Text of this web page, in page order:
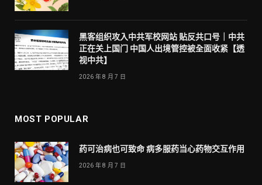
黑客组织攻入中共军校网站 贴反共口号｜中共
正在关上国门 中国人出境管控被全面收紧【透
视中共】
2026 年 8 月 7 日
MOST POPULAR
药可治病也可致命 病多服药当心药物交互作用
2026 年 8 月 7 日